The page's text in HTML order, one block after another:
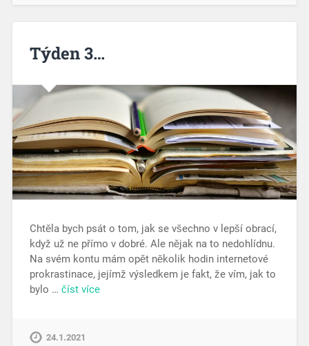
Týden 3…
Chtěla bych psát o tom, jak se všechno v lepší obrací,
když už ne přímo v dobré. Ale nějak na to nedohlídnu.
Na svém kontu mám opět několik hodin internetové
prokrastinace, jejímž výsledkem je fakt, že vím, jak to
bylo … číst více
24.1.2021